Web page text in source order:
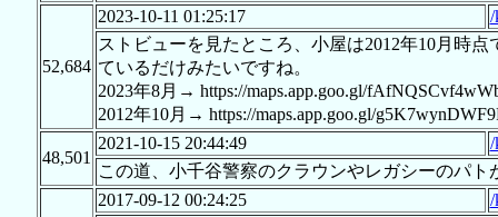
52,684
2023-10-11 01:25:17
/
ストビューを見たところ、小屋は2012年10月時
ているだけみたいですね。
2023年8月→ https://maps.app.goo.gl/
2012年10月→ https://maps.app.goo.gl/
48,501
2021-10-15 20:44:49
/
この道、小千谷警察のクラウンやレガシーのパト
2017-09-12 00:24:25
/